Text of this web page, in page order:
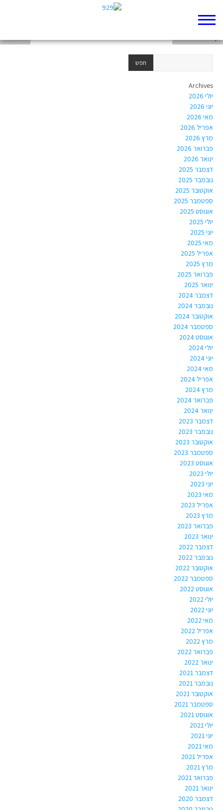
Archives
יולי 2026
יוני 2026
מאי 2026
אפריל 2026
מרץ 2026
פברואר 2026
ינואר 2026
דצמבר 2025
נובמבר 2025
אוקטובר 2025
ספטמבר 2025
אוגוסט 2025
יולי 2025
יוני 2025
מאי 2025
אפריל 2025
מרץ 2025
פברואר 2025
ינואר 2025
דצמבר 2024
נובמבר 2024
אוקטובר 2024
ספטמבר 2024
אוגוסט 2024
יולי 2024
יוני 2024
מאי 2024
אפריל 2024
מרץ 2024
פברואר 2024
ינואר 2024
דצמבר 2023
נובמבר 2023
אוקטובר 2023
ספטמבר 2023
אוגוסט 2023
יולי 2023
יוני 2023
מאי 2023
אפריל 2023
מרץ 2023
פברואר 2023
ינואר 2023
דצמבר 2022
נובמבר 2022
אוקטובר 2022
ספטמבר 2022
אוגוסט 2022
יולי 2022
יוני 2022
מאי 2022
אפריל 2022
מרץ 2022
פברואר 2022
ינואר 2022
דצמבר 2021
נובמבר 2021
אוקטובר 2021
ספטמבר 2021
אוגוסט 2021
יולי 2021
יוני 2021
מאי 2021
אפריל 2021
מרץ 2021
פברואר 2021
ינואר 2021
דצמבר 2020